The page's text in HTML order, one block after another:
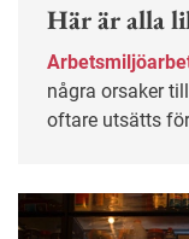
Här är alla
några orsaker
oftare utsätts